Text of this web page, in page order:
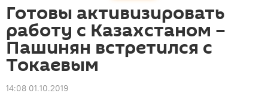
Готовы активизировать
работу с Казахстаном –
Пашинян встретился с
Токаевым
14:08 01.10.2019